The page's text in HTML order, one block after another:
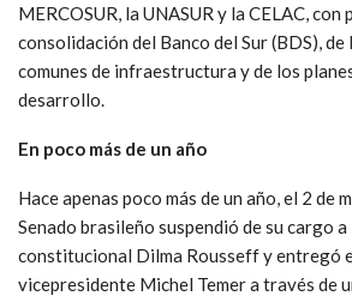
MERCOSUR, la UNASUR y la CELAC, con
consolidación del Banco del Sur (BDS),
comunes de infraestructura y de los
desarrollo.
En poco más de un año
Hace apenas poco más de un año, el 2 de
Senado brasileño suspendió de su cargo
constitucional Dilma Rousseff y entregó
vicepresidente Michel Temer a través de